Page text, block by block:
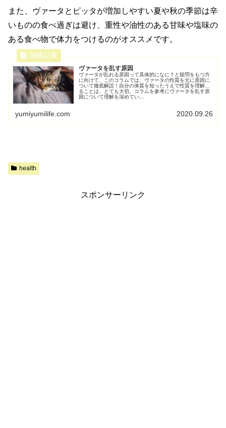
また、ヴァータとピッタが増加しやすい夏や秋の季節は辛
いものの食べ過ぎは避け、重性や油性のある甘味や塩味の
ある食べ物で体力をつけるのがオススメです。
ヴァータを乱す原因
ヴァータが乱れる原因って具体的になに？と疑問をもつ方
に向けて、このコラムでは、ヴァータの性質を元に原因に
ついて徹底解説！自分の体質を知ったうえで性質を理解す
ることは、とても大切。コラムを参考にヴァータを乱す原
因について理解を深めてい...
yumiyumilife.com 2020.09.26
health
スポンサーリンク